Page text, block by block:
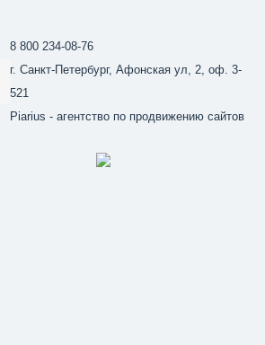
8 800 234-08-76
г. Санкт-Петербург, Афонская ул, 2, оф. 3-
521
Piarius - агентство по продвижению сайтов